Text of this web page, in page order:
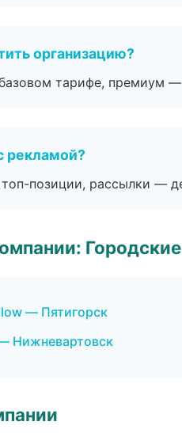
организацию?
тарифе, премиум
рекламой?
позиции, рассылки —
— Пятигорск
Нижневартовск